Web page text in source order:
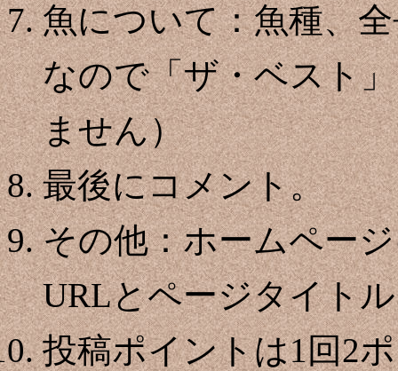
魚について：魚種、
なので「ザ・ベスト
ません）
最後にコメント。
その他：ホームペー
URLとページタイト
投稿ポイントは1回2